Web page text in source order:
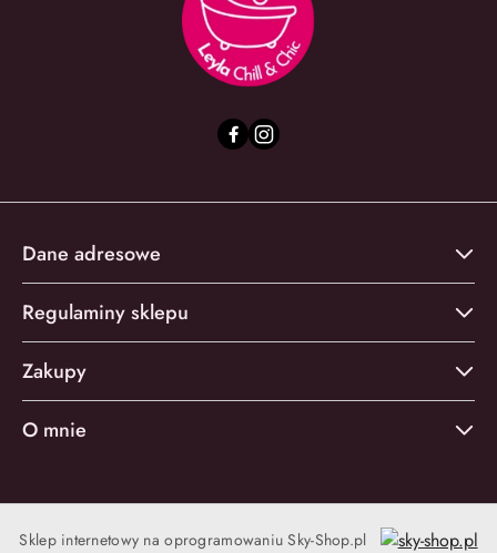
Dane adresowe
Regulaminy sklepu
Zakupy
O mnie
Sklep internetowy na oprogramowaniu Sky-Shop.pl